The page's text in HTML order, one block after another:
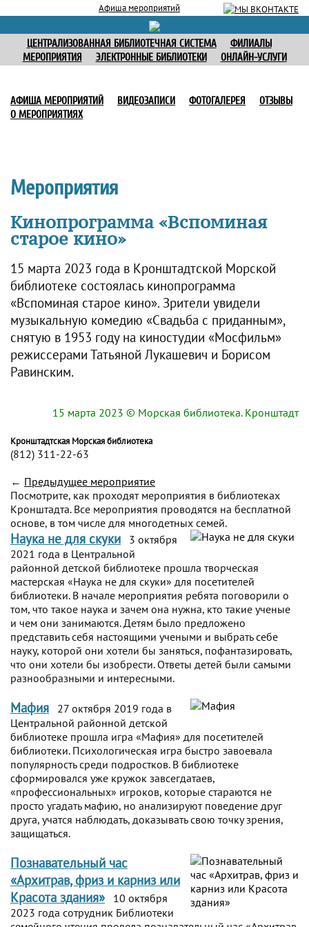
Афиша мероприятий
ЦЕНТРАЛИЗОВАННАЯ БИБЛИОТЕЧНАЯ СИСТЕМА
ФИЛИАЛЫ
МЕРОПРИЯТИЯ
ЭЛЕКТРОННЫЕ БИБЛИОТЕКИ ОНЛАЙН-УСЛУГИ
АФИША МЕРОПРИЯТИЙ ВИДЕОЗАПИСИ ФОТОГАЛЕРЕЯ
ОТЗЫВЫ
О МЕРОПРИЯТИЯХ
Мероприятия
Кинопрограмма «Вспоминая
старое кино»
15 марта 2023 года в Кронштадтской Морской
библиотеке состоялась кинопрограмма
«Вспоминая старое кино». Зрители увидели
музыкальную комедию «Свадьба с приданным»,
снятую в 1953 году на киностудии «Мосфильм»
режиссерами Татьяной Лукашевич и Борисом
Равинским.
15 марта 2023 © Морская библиотека. Кронштадт
Кронштадтская Морская библиотека
(812) 311-22-63
← Предыдущее мероприятие
Посмотрите, как проходят мероприятия в библиотеках
Кронштадта. Все мероприятия проводятся на бесплатной
основе, в том числе для многодетных семей.
Наука не для скуки
3 октября
2021 года в Центральной
районной детской библиотеке прошла творческая
мастерская «Наука не для скуки» для посетителей
библиотеки. В начале мероприятия ребята поговорили о
том, что такое наука и зачем она нужна, кто такие ученые
и чем они занимаются. Детям было предложено
представить себя настоящими учеными и выбрать себе
науку, которой они хотели бы заняться, пофантазировать,
что они хотели бы изобрести. Ответы детей были самыми
разнообразными и интересными.
Мафия
27 октября 2019 года в
Центральной районной детской
библиотеке прошла игра «Мафия» для посетителей
библиотеки. Психологическая игра быстро завоевала
популярность среди подростков. В библиотеке
сформировался уже кружок завсегдатаев,
«профессиональных» игроков, которые стараются не
просто угадать мафию, но анализируют поведение друг
друга, учатся наблюдать, доказывать свою точку зрения,
защищаться.
Познавательный час
«Архитрав, фриз и карниз или
Красота здания»
10 октября
2023 года сотрудник Библиотеки